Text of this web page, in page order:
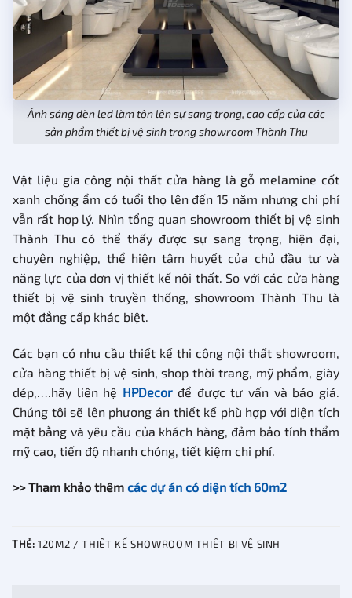
Ánh sáng đèn led làm tôn lên sự sang trọng, cao cấp của các
sản phẩm thiết bị vệ sinh trong showroom Thành Thu
Vật liệu gia công nội thất cửa hàng là gỗ melamine cốt
xanh chống ẩm có tuổi thọ lên đến 15 năm nhưng chi phí
vẫn rất hợp lý. Nhìn tổng quan showroom thiết bị vệ sinh
Thành Thu có thể thấy được sự sang trọng, hiện đại,
chuyên nghiệp, thể hiện tâm huyết của chủ đầu tư và
năng lực của đơn vị thiết kế nội thất. So với các cửa hàng
thiết bị vệ sinh truyền thống, showroom Thành Thu là
một đẳng cấp khác biệt.
Các bạn có nhu cầu thiết kế thi công nội thất showroom,
cửa hàng thiết bị vệ sinh, shop thời trang, mỹ phẩm, giày
dép,….hãy liên hệ HPDecorđể được tư vấn và báo giá.
Chúng tôi sẽ lên phương án thiết kế phù hợp với diện tích
mặt bằng và yêu cầu của khách hàng, đảm bảo tính thẩm
mỹ cao, tiến độ nhanh chóng, tiết kiệm chi phí.
>> Tham khảo thêm các dự án có diện tích 60m2
THẺ: 120M2 / THIẾT KẾ SHOWROOM THIẾT BỊ VỆ SINH